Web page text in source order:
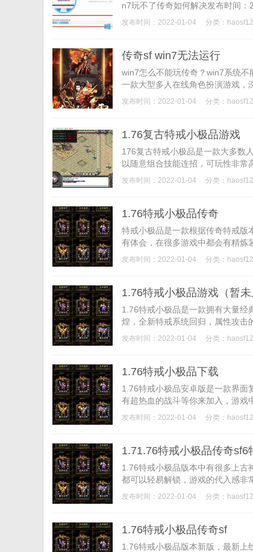
n7玩不了传奇如何解决发布时间
发布时间：2022-01-04 分类：
传奇sf win7无法运行
win7怎么不能玩传奇？win7系统
一款大型多人在线角色扮演游戏，
发布时间：2022-01-04 分类：
1.76复古特戒小极品游戏
176复古特戒小极品是一款大多数
以随意组合技能连招，可玩性非
发布时间：2022-01-04 分类：
1.76特戒小极品传奇
特戒小极品是一款根据传奇特戒版
有体会，在很多游戏中都会有精炼
发布时间：2022-01-04 分类：
1.76特戒小极品游戏（暂未
1.76特戒小极品是一款拥有大量经
煌，全新特戒系统回归，属性攻击
发布时间：2022-01-04 分类：
1.76特戒小极品下载
1.76特戒小极品安卓版是一款界面
有超热血的战斗等你来加入，游戏
发布时间：2022-01-04 分类：
1.71.76特戒小极品传奇sf6
1.76特戒小极品版本中有很多上古
都可以轻易解锁，游戏的代入感非
发布时间：2022-01-04 分类：
1.76特戒小极品传奇sf
1.76特戒小极品版本新版，最新上